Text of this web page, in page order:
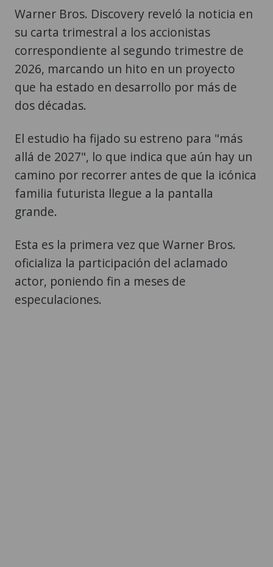
Warner Bros. Discovery reveló la noticia en
su carta trimestral a los accionistas
correspondiente al segundo trimestre de
2026, marcando un hito en un proyecto
que ha estado en desarrollo por más de
dos décadas.
El estudio ha fijado su estreno para "más
allá de 2027", lo que indica que aún hay un
camino por recorrer antes de que la icónica
familia futurista llegue a la pantalla
grande.
Esta es la primera vez que Warner Bros.
oficializa la participación del aclamado
actor, poniendo fin a meses de
especulaciones.